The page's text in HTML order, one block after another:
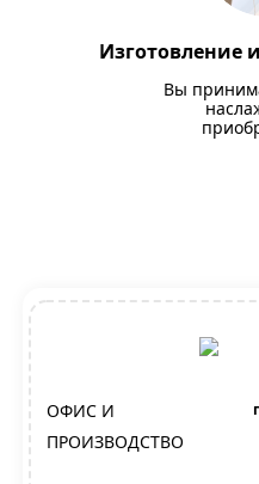
Изготовление
Вы
ОФИС И
ПРОИЗВОДСТВО